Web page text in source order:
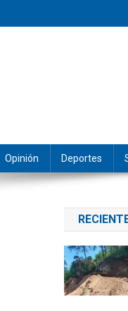
Opinión Deportes